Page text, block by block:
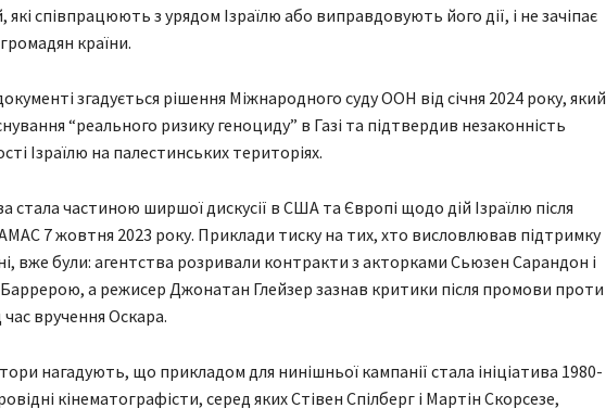
які співпрацюють з урядом Ізраїлю або виправдовують його дії, і не зачіпає
країни.
згадується рішення Міжнародного суду ООН від січня 2024 року, який
“реального ризику геноциду” в Газі та підтвердив незаконність
Ізраїлю на палестинських територіях.
стала частиною ширшої дискусії в США та Європі щодо дій Ізраїлю після
7 жовтня 2023 року. Приклади тиску на тих, хто висловлював підтримку
вже були: агентства розривали контракти з акторками Сьюзен Сарандон і
а режисер Джонатан Глейзер зазнав критики після промови проти
час вручення Оскара.
нагадують, що прикладом для нинішньої кампанії стала ініціатива 1980-
кінематографісти, серед яких Стівен Спілберг і Мартін Скорсезе,